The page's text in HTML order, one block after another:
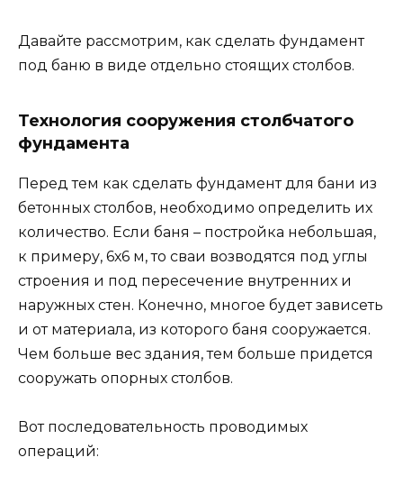
Давайте рассмотрим, как сделать фундамент
под баню в виде отдельно стоящих столбов.
Технология сооружения столбчатого
фундамента
Перед тем как сделать фундамент для бани из
бетонных столбов, необходимо определить их
количество. Если баня – постройка небольшая,
к примеру, 6х6 м, то сваи возводятся под углы
строения и под пересечение внутренних и
наружных стен. Конечно, многое будет зависеть
и от материала, из которого баня сооружается.
Чем больше вес здания, тем больше придется
сооружать опорных столбов.
Вот последовательность проводимых
операций: